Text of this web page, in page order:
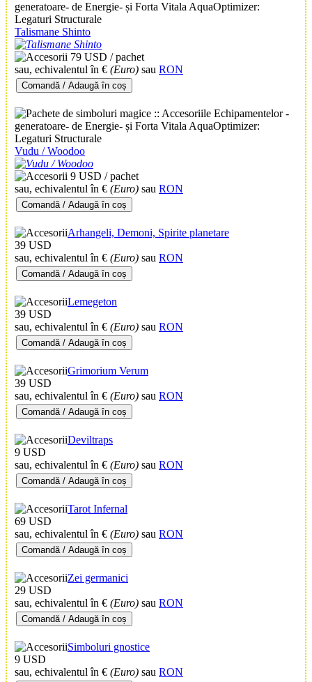
Talismane Shinto
79 USD / pachet
sau, echivalentul în € (Euro) sau RON
Comandă / Adaugă în coș
Vudu / Woodoo
9 USD / pachet
sau, echivalentul în € (Euro) sau RON
Comandă / Adaugă în coș
Arhangeli, Demoni, Spirite planetare
39 USD
sau, echivalentul în € (Euro) sau RON
Comandă / Adaugă în coș
Lemegeton
39 USD
sau, echivalentul în € (Euro) sau RON
Comandă / Adaugă în coș
Grimorium Verum
39 USD
sau, echivalentul în € (Euro) sau RON
Comandă / Adaugă în coș
Deviltraps
9 USD
sau, echivalentul în € (Euro) sau RON
Comandă / Adaugă în coș
Tarot Infernal
69 USD
sau, echivalentul în € (Euro) sau RON
Comandă / Adaugă în coș
Zei germanici
29 USD
sau, echivalentul în € (Euro) sau RON
Comandă / Adaugă în coș
Simboluri gnostice
9 USD
sau, echivalentul în € (Euro) sau RON